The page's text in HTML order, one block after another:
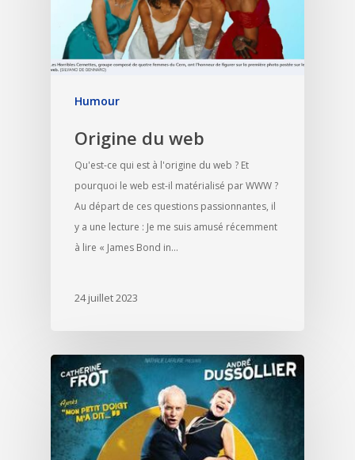
Humour
Origine du web
Qu'est-ce qui est à l'origine du web ? Et
pourquoi le web est-il matérialisé par WWW ?
Au départ de ces questions passionnantes, il
y a une lecture : Je me suis amusé récemment
à lire « James Bond in…
24 juillet 2023